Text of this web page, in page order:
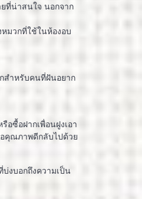
ที่น่าสนใจ นอกจาก
มวกที่ใช้ในห้องอบ
สำหรับคนที่ฝันอยาก
ซื้อฝากเพื่อนฝูงเอา
คุณภาพดีกลับไปด้วย
งบอกถึงความเป็น